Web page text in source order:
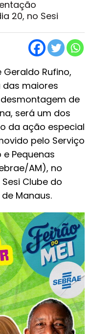
20, no Sesi
Rufino,
das maiores
de
será um dos
da ação especial
pelo Serviço
Pequenas
AM), no
Clube do
Manaus.